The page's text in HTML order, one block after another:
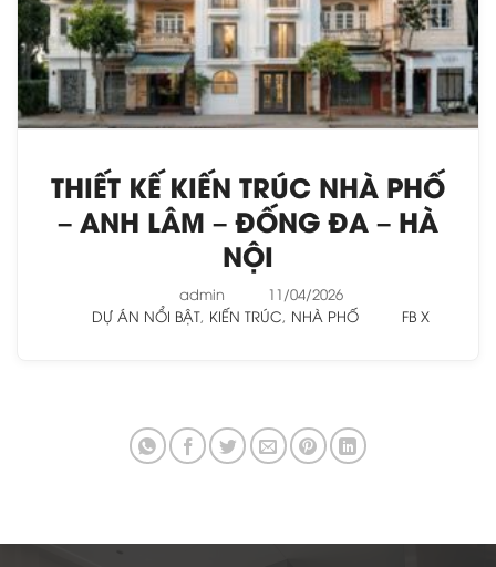
THIẾT KẾ KIẾN TRÚC NHÀ PHỐ
– ANH LÂM – ĐỐNG ĐA – HÀ
NỘI
admin
11/04/2026
DỰ ÁN NỔI BẬT, KIẾN TRÚC, NHÀ PHỐ FB X